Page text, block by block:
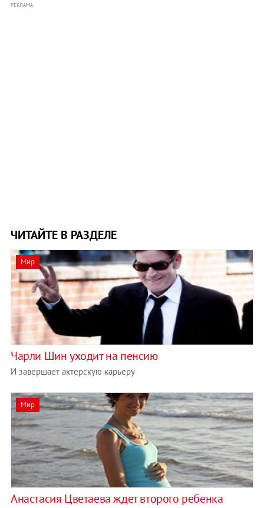
РЕКЛАМА
ЧИТАЙТЕ В РАЗДЕЛЕ
Мир
Чарли Шин уходит на пенсию
И завершает актерскую карьеру
Мир
Анастасия Цветаева ждет второго ребенка